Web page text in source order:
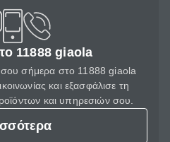
11888 giaola
σου σήμερα στο 11888 giaola
και εξασφάλισε τη
και υπηρεσιών σου.